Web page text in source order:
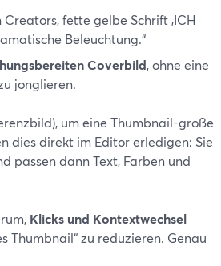
fette gelbe Schrift ‚ICH
Beleuchtung.“
Coverbild, ohne eine
jonglieren.
um eine Thumbnail-große
dies direkt im Editor erledigen: Sie
passen dann Text, Farben und
Klicks und Kontextwechsel
Thumbnail“ zu reduzieren. Genau